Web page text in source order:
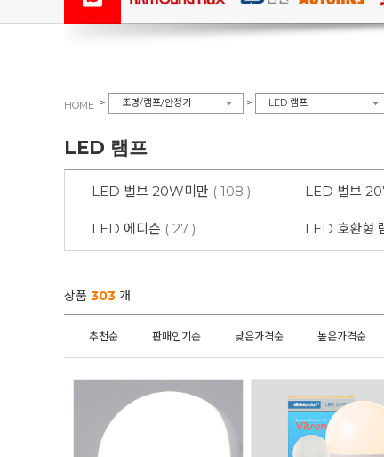
HOME > 조명/램프/안정기 > LED 램프
LED 램프
LED 벌브 20W미만 ( 108 ) LED 벌브
LED 에디슨 ( 27 ) LED 호환형
상품 303 개
추천순 판매인기순 낮은가격순 높은가격순